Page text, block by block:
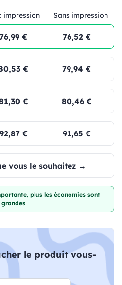
impression Sans impression
76,99 € 76,52 €
€ 79,94 €
€ 80,46 €
92,87 € 91,65 €
vous le souhaitez →
plus les économies sont
grandes
le produit vous-